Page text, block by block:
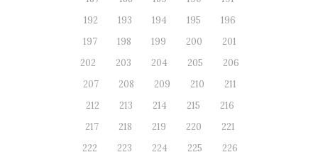
192
193 194 195
196
197
198 199 200
201
202
203 204 205
206
207
208 209 210
211
212
213 214 215
216
217
218 219 220
221
222
223 224 225
226